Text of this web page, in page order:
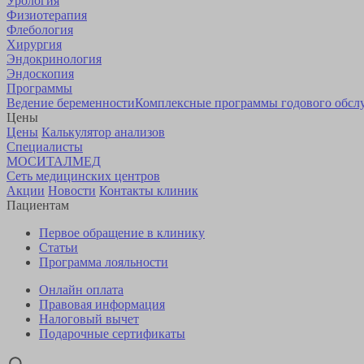
Физиотерапия
Флебология
Хирургия
Эндокринология
Эндоскопия
Программы
Ведение беременностиКомплексные программы годового
Цены
Цены Калькулятор анализов
Специалисты
МОСИТАЛМЕД
Сеть медицинских центров
Акции Новости Контакты клиник
Пациентам
Первое обращение в клинику
Статьи
Программа лояльности
Онлайн оплата
Правовая информация
Налоговый вычет
Подарочные сертификаты